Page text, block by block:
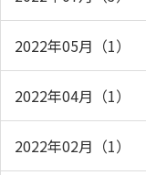
2022年05月（1）
2022年04月（1）
2022年02月（1）